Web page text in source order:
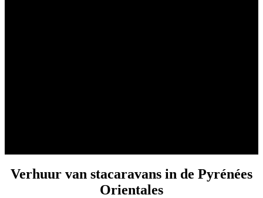
Verhuur van stacaravans in de Pyrénées
Orientales